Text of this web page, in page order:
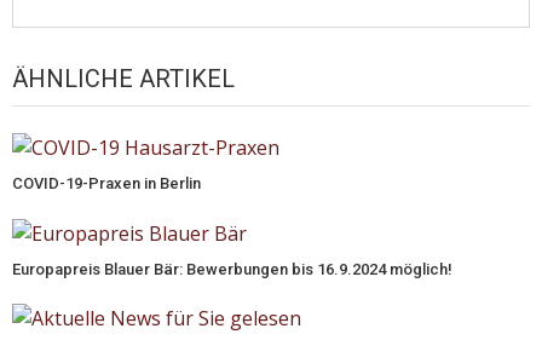
ÄHNLICHE ARTIKEL
COVID-19-Praxen in Berlin
Europapreis Blauer Bär: Bewerbungen bis 16.9.2024 möglich!